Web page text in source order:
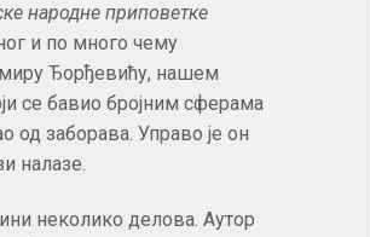
народне приповетке
и по много чему
Ђорђевићу, нашем
се бавио бројним сферама
од заборава. Управо је он
налазе.
неколико делова. Аутор